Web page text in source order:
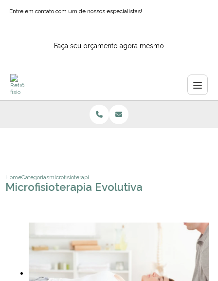
Entre em contato com um de nossos especialistas!
Faça seu orçamento agora mesmo
HomeCategoriasmicrofisioterapia evolutiva
Microfisioterapia Evolutiva